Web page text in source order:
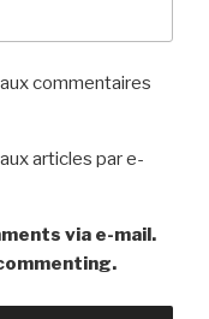
commentaires
articles par e-
via e-mail.